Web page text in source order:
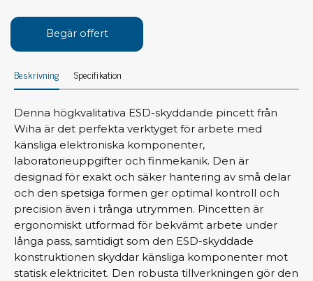
Begär offert
Beskrivning Specifikation
Denna högkvalitativa ESD-skyddande pincett från
Wiha är det perfekta verktyget för arbete med
känsliga elektroniska komponenter,
laboratorieuppgifter och finmekanik. Den är
designad för exakt och säker hantering av små delar
och den spetsiga formen ger optimal kontroll och
precision även i trånga utrymmen. Pincetten är
ergonomiskt utformad för bekvämt arbete under
långa pass, samtidigt som den ESD-skyddade
konstruktionen skyddar känsliga komponenter mot
statisk elektricitet. Den robusta tillverkningen gör den